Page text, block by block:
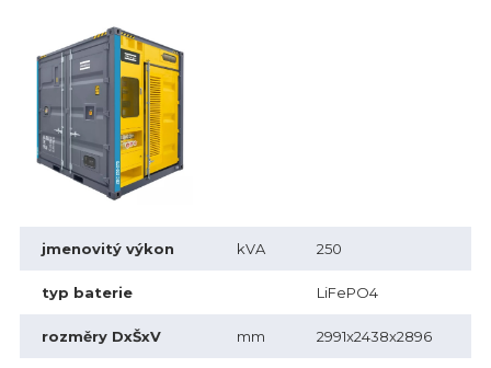
jmenovitý výkon kVA 250
typ baterie LiFePO4
rozměry DxŠxV mm 2991x2438x2896